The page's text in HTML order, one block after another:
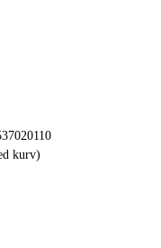
kurv)